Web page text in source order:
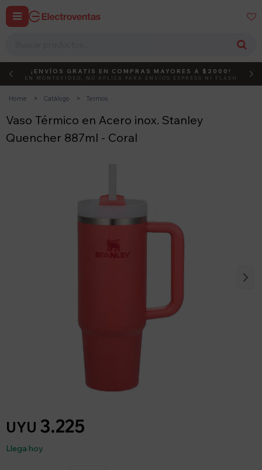
 
DEBUT ACTIVÁ EL CÓDIGO
¡ENVÍOS GRATIS EN COMPRAS MAYORES A $2000!
EN MONTEVIDEO, NO APLICA PARA ENVÍOS EXPRESS NI FLASH
Home Catálogo Termos
Vaso Térmico en Acero inox. Stanley
Quencher 887ml - Coral
UYU 3.225
Llega hoy